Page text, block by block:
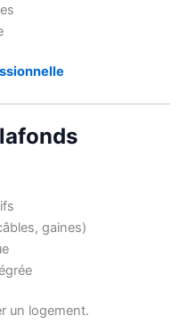
gaines)
un logement.